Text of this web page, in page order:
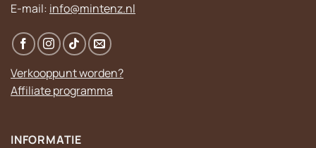
E-mail: info@mintenz.nl
Verkooppunt worden?
Affiliate programma
INFORMATIE